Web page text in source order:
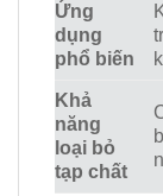
Ứng
dụng
phổ biến
Khả
năng
loại bỏ
tạp chất